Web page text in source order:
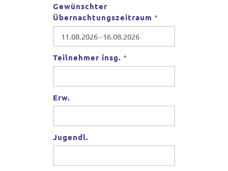
Gewünschter
Übernachtungszeitraum *
Teilnehmer insg. *
Erw.
Jugendl.